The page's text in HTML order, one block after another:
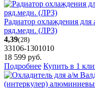
Радиатор охлаждения
ряд.медн. (ЛРЗ)
4,39(28)
33106-1301010
18 599 руб.
Подробнее Купить в 1